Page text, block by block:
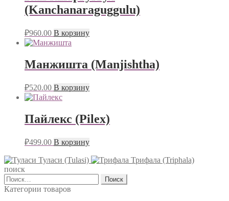
(Kanchanaraguggulu)
₽960.00 В корзину
Манжишта (Manjishtha)
₽520.00 В корзину
Пайлекс (Pilex)
₽499.00 В корзину
Туласи (Tulasi)
Трифала (Triphala)
поиск
Найти:
Категории товаров